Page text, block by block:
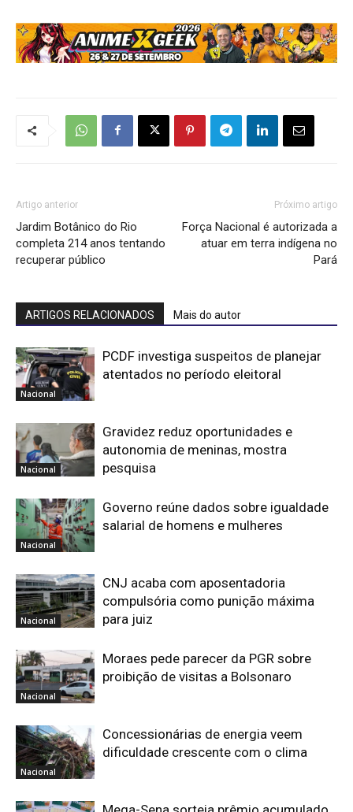
Artigo anterior
Jardim Botânico do Rio
completa 214 anos tentando
recuperar público
Próximo artigo
Força Nacional é autorizada a
atuar em terra indígena no
Pará
ARTIGOS RELACIONADOS Mais do autor
Nacional
PCDF investiga suspeitos de planejar
atentados no período eleitoral
Nacional
Gravidez reduz oportunidades e
autonomia de meninas, mostra
pesquisa
Nacional
Governo reúne dados sobre igualdade
salarial de homens e mulheres
Nacional
CNJ acaba com aposentadoria
compulsória como punição máxima
para juiz
Nacional
Moraes pede parecer da PGR sobre
proibição de visitas a Bolsonaro
Nacional
Concessionárias de energia veem
dificuldade crescente com o clima